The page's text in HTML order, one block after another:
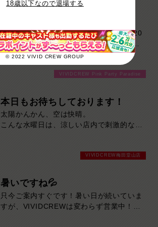
18歳以下なので退場する
© 2022 VIVID CREW GROUP
17時までに受付されたお客様限定！『120
分もおられへんわー』そんなお客様に60
分3000円でご案内しちゃいます！チップ
をご購入いただいても通常よりお得に楽し
めるチャンス！たっぷり楽しみたい方は
分！その日の予定に合わせてお選びくださ
い！ご来店お待ちしております！
VIVIDCREW Pink Party Paradise
本日もお待ちしております！
太陽かんかん、空は快晴。
こんな水曜日は、涼しい店内で刺激的なひ
VIVIDCREW梅田堂山店
暑いですね💦
只今ご案内すぐです！暑い日が続いていま
すが、VIVIDCREWは変わらず営業中！お